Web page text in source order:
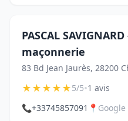
PASCAL
maçonnerie
83 Bd Jean Jaurès, 28200
★★★★★5/5•1 avis
📞+33745857091 📍